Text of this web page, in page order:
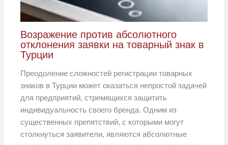
Возражение против абсолютного
отклонения заявки на товарный знак в
Турции
Преодоление сложностей регистрации товарных
знаков в Турции может оказаться непростой задачей
для предприятий, стремящихся защитить
индивидуальность своего бренда. Одним из
существенных препятствий, с которыми могут
столкнуться заявители, являются абсолютные